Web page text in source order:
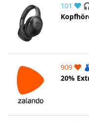
101
909
20%